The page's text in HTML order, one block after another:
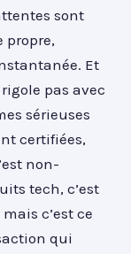
sont
propre,
Et
pas avec
sérieuses
certifiées,
non-
tech, c’est
c’est ce
qui